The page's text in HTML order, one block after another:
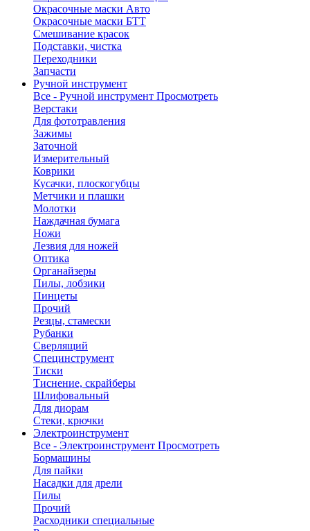
Окрасочные маски Авто
Окрасочные маски БТТ
Смешивание красок
Подставки, чистка
Переходники
Запчасти
Ручной инструмент
Все - Ручной инструмент Просмотреть
Верстаки
Для фототравления
Зажимы
Заточной
Измерительный
Коврики
Кусачки, плоскогубцы
Метчики и плашки
Молотки
Наждачная бумага
Ножи
Лезвия для ножей
Оптика
Органайзеры
Пилы, лобзики
Пинцеты
Прочий
Резцы, стамески
Рубанки
Сверлящий
Специнструмент
Тиски
Тиснение, скрайберы
Шлифовальный
Для диорам
Стеки, крючки
Электроинструмент
Все - Электроинструмент Просмотреть
Бормашины
Для пайки
Насадки для дрели
Пилы
Прочий
Расходники специальные